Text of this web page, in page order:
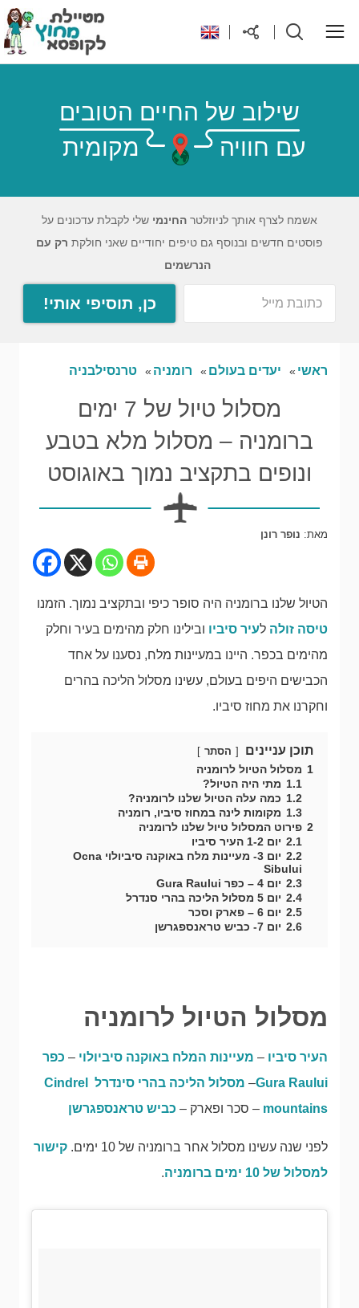
יעדים בעולם
טיפים והנחות לטיול
אודות
שילוב של החיים הטובים
עם חוויה
מקומית
אשמח לצרף אותך לניוזלטר החינמי שלי לקבלת עדכונים על
פוסטים חדשים ובנוסף גם טיפים יחודיים שאני חולקת רק עם
הנרשמים
כן, תוסיפי אותי!
ראשי יעדים בעולם רומניה טרנסילבניה
מסלול טיול של 7 ימים
ברומניה – מסלול מלא בטבע
ונופים בתקציב נמוך באוגוסט
מאת: נופר רונן
הטיול שלנו ברומניה היה סופר כיפי ובתקציב נמוך. הזמנו
טיסה זולה לעיר סיביו ובילינו חלק מהימים בעיר וחלק
מהימים בכפר. היינו במעיינות מלח, נסענו על אחד
הכבישים היפים בעולם, עשינו מסלול הליכה בהרים
וחקרנו את מחוז סיביו.
תוכן עניינים הסתר
1 מסלול הטיול לרומניה
1.1 מתי היה הטיול?
1.2 כמה עלה הטיול שלנו לרומניה?
1.3 מקומות לינה במחוז סיביו, רומניה
2 פירוט המסלול טיול שלנו לרומניה
2.1 יום 1-2 העיר סיביו
2.2
יום 3- מעיינות מלח באוקנה סיביולוי Ocna
Sibului
2.3 יום 4 – כפר Gura Raului
2.4 יום 5 מסלול הליכה בהרי סנדרל
2.5 יום 6 – פארק וסכר
2.6 יום 7- כביש טראנספגרשן
מסלול הטיול לרומניה
העיר סיביו – מעיינות המלח באוקנה סיביולוי – כפר
Gura Raului
–
מסלול הליכה בהרי סינדרל Cindrel
mountains – סכר ופארק – כביש טראנספגרשן
לפני שנה עשינו מסלול אחר ברומניה של 10 ימים.
קישור
למסלול של 10 ימים ברומניה
.